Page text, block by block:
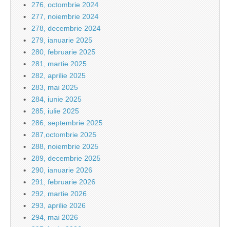
276, octombrie 2024
277, noiembrie 2024
278, decembrie 2024
279, ianuarie 2025
280, februarie 2025
281, martie 2025
282, aprilie 2025
283, mai 2025
284, iunie 2025
285, iulie 2025
286, septembrie 2025
287,octombrie 2025
288, noiembrie 2025
289, decembrie 2025
290, ianuarie 2026
291, februarie 2026
292, martie 2026
293, aprilie 2026
294, mai 2026